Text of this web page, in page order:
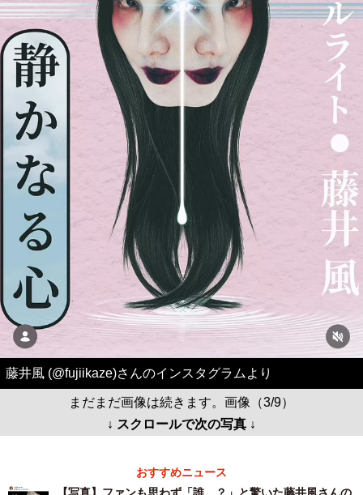
藤井風 (@fujiikaze)さんのインスタグラムより
まだまだ画像は続きます。画像（3/9）
↓ スクロールで次の写真 ↓
おすすめニュース